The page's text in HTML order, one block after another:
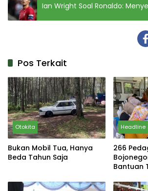
Ian Wright Soal Ronaldo:
Pos Terkait
Otokita
Bukan Mobil Tua, Hanya
Beda Tahun Saja
Headline
266
Bantuan